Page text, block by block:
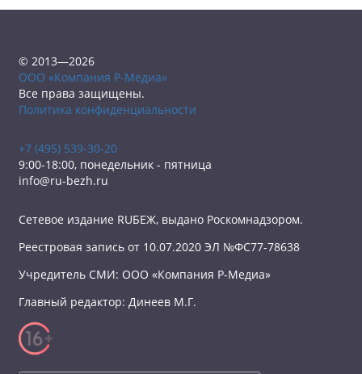
© 2013—2026
ООО «Компания Р-Медиа»
Все права защищены.
Политика конфиденциальности
+7 (495) 539-30-20
9:00-18:00, понедельник - пятница
info@ru-bezh.ru
Сетевое издание RUБЕЖ, выдано Роскомнадзором.
Реестровая запись от 10.07.2020 ЭЛ №ФС77-78638
Учредитель СМИ: ООО «Компания Р-Медиа»
Главный редактор: Динеев М.Г.